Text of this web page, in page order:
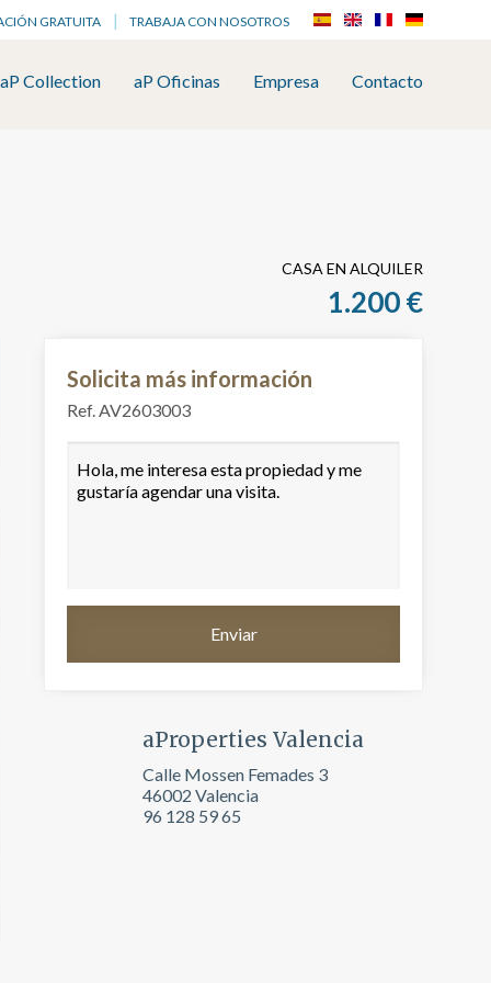
GRATUITA TRABAJA CON NOSOTROS
aP Collection aP Oficinas Empresa Contacto
CASA EN ALQUILER
1.200 €
Solicita más información
Ref. AV2603003
aProperties Valencia
Calle Mossen Femades 3
46002 Valencia
96 128 59 65